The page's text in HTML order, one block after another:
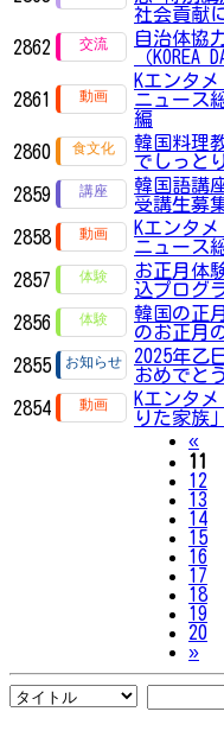
社会貢献
2862
自治体協
（KOREA
2861
Kエンタ
ニュース
編
2860
韓国料理
でしっと
2859
韓国語講
受講生募
2858
Kエンタ
ニュース
2857
お正月体
込プログ
2856
韓国の正
のお正月
2855
2025年乙
おめでと
2854
Kエンタ
りた家族」
«
11
12
13
14
15
16
17
18
19
20
»Next